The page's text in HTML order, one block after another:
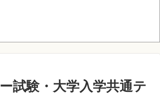
試験・大学入学共通テ